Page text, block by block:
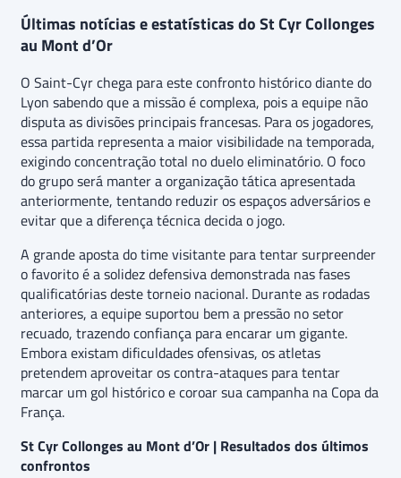
Últimas notícias e estatísticas do St Cyr Collonges
au Mont d’Or
O Saint-Cyr chega para este confronto histórico diante do
Lyon sabendo que a missão é complexa, pois a equipe não
disputa as divisões principais francesas. Para os jogadores,
essa partida representa a maior visibilidade na temporada,
exigindo concentração total no duelo eliminatório. O foco
do grupo será manter a organização tática apresentada
anteriormente, tentando reduzir os espaços adversários e
evitar que a diferença técnica decida o jogo.
A grande aposta do time visitante para tentar surpreender
o favorito é a solidez defensiva demonstrada nas fases
qualificatórias deste torneio nacional. Durante as rodadas
anteriores, a equipe suportou bem a pressão no setor
recuado, trazendo confiança para encarar um gigante.
Embora existam dificuldades ofensivas, os atletas
pretendem aproveitar os contra-ataques para tentar
marcar um gol histórico e coroar sua campanha na Copa da
França.
St Cyr Collonges au Mont d’Or | Resultados dos últimos
confrontos